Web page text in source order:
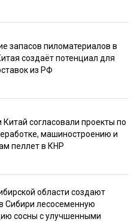
запасов пиломатериалов в
создаёт потенциал для
из РФ
Китай согласовали проекты по
машиностроению и
пеллет в КНР
области создают
Сибири лесосеменную
сосны с улучшенными